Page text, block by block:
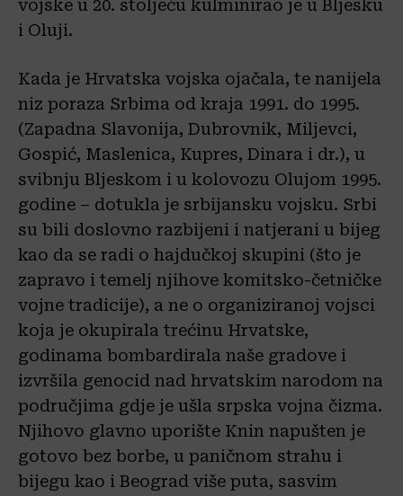
vojske u 20. stoljeću kulminirao je u Bljesku
i Oluji.
Kada je Hrvatska vojska ojačala, te nanijela
niz poraza Srbima od kraja 1991. do 1995.
(Zapadna Slavonija, Dubrovnik, Miljevci,
Gospić, Maslenica, Kupres, Dinara i dr.), u
svibnju Bljeskom i u kolovozu Olujom 1995.
godine – dotukla je srbijansku vojsku. Srbi
su bili doslovno razbijeni i natjerani u bijeg
kao da se radi o hajdučkoj skupini (što je
zapravo i temelj njihove komitsko-četničke
vojne tradicije), a ne o organiziranoj vojsci
koja je okupirala trećinu Hrvatske,
godinama bombardirala naše gradove i
izvršila genocid nad hrvatskim narodom na
područjima gdje je ušla srpska vojna čizma.
Njihovo glavno uporište Knin napušten je
gotovo bez borbe, u paničnom strahu i
bijegu kao i Beograd više puta, sasvim